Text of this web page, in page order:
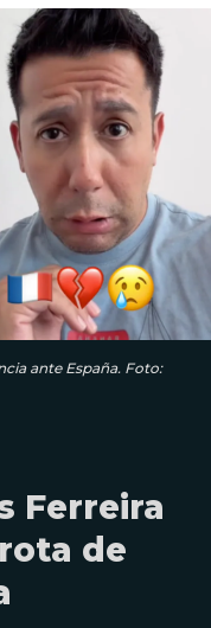
ante España. Foto:
Ferreira
de